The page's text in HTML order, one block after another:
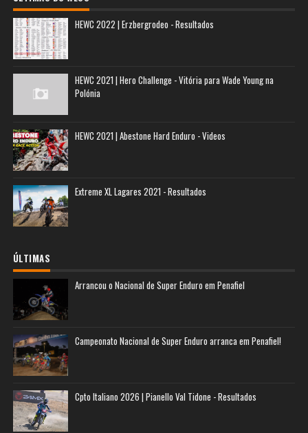
HEWC 2022 | Erzbergrodeo - Resultados
HEWC 2021 | Hero Challenge - Vitória para Wade Young na
Polónia
HEWC 2021 | Abestone Hard Enduro - Videos
Extreme XL Lagares 2021 - Resultados
ÚLTIMAS
Arrancou o Nacional de Super Enduro em Penafiel
Campeonato Nacional de Super Enduro arranca em Penafiel!
Cpto Italiano 2026 | Pianello Val Tidone - Resultados